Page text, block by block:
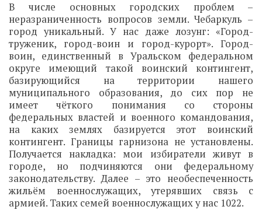
В числе основных городских проблем –
неразраниченность вопросов земли. Чебаркуль –
город уникальный. У нас даже лозунг: «Город-
труженик, город-воин и город-курорт». Город-
воин, единственный в Уральском федеральном
округе имеющий такой воинский контингент,
базирующийся на территории нашего
муниципального образования, до сих пор не
имеет чёткого понимания со стороны
федеральных властей и военного командования,
на каких землях базируется этот воинский
контингент. Границы гарнизона не установлены.
Получается накладка: мои избиратели живут в
городе, но подчиняются они федеральному
законодательству. Далее – это необеспеченность
жильём военнослужащих, утерявших связь с
армией. Таких семей военнослужащих у нас 1022.